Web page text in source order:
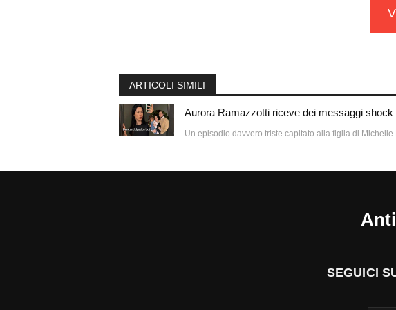
ARTICOLI SIMILI
Aurora Ramazzotti riceve dei messaggi
Un episodio davvero triste capitato alla figlia di
SEGUICI